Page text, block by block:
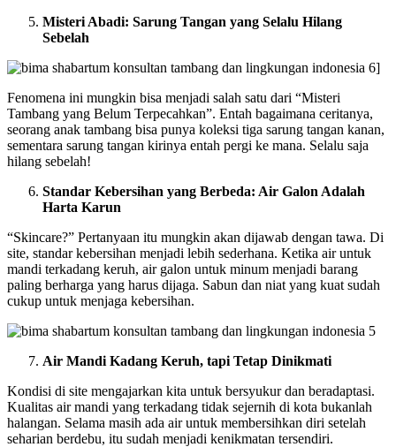
Misteri Abadi: Sarung Tangan yang Selalu Hilang
Sebelah
Fenomena ini mungkin bisa menjadi salah satu dari “Misteri
Tambang yang Belum Terpecahkan”. Entah bagaimana ceritanya,
seorang anak tambang bisa punya koleksi tiga sarung tangan kanan,
sementara sarung tangan kirinya entah pergi ke mana. Selalu saja
hilang sebelah!
Standar Kebersihan yang Berbeda: Air Galon Adalah
Harta Karun
“Skincare?” Pertanyaan itu mungkin akan dijawab dengan tawa. Di
site, standar kebersihan menjadi lebih sederhana. Ketika air untuk
mandi terkadang keruh, air galon untuk minum menjadi barang
paling berharga yang harus dijaga. Sabun dan niat yang kuat sudah
cukup untuk menjaga kebersihan.
Air Mandi Kadang Keruh, tapi Tetap Dinikmati
Kondisi di site mengajarkan kita untuk bersyukur dan beradaptasi.
Kualitas air mandi yang terkadang tidak sejernih di kota bukanlah
halangan. Selama masih ada air untuk membersihkan diri setelah
seharian berdebu, itu sudah menjadi kenikmatan tersendiri.